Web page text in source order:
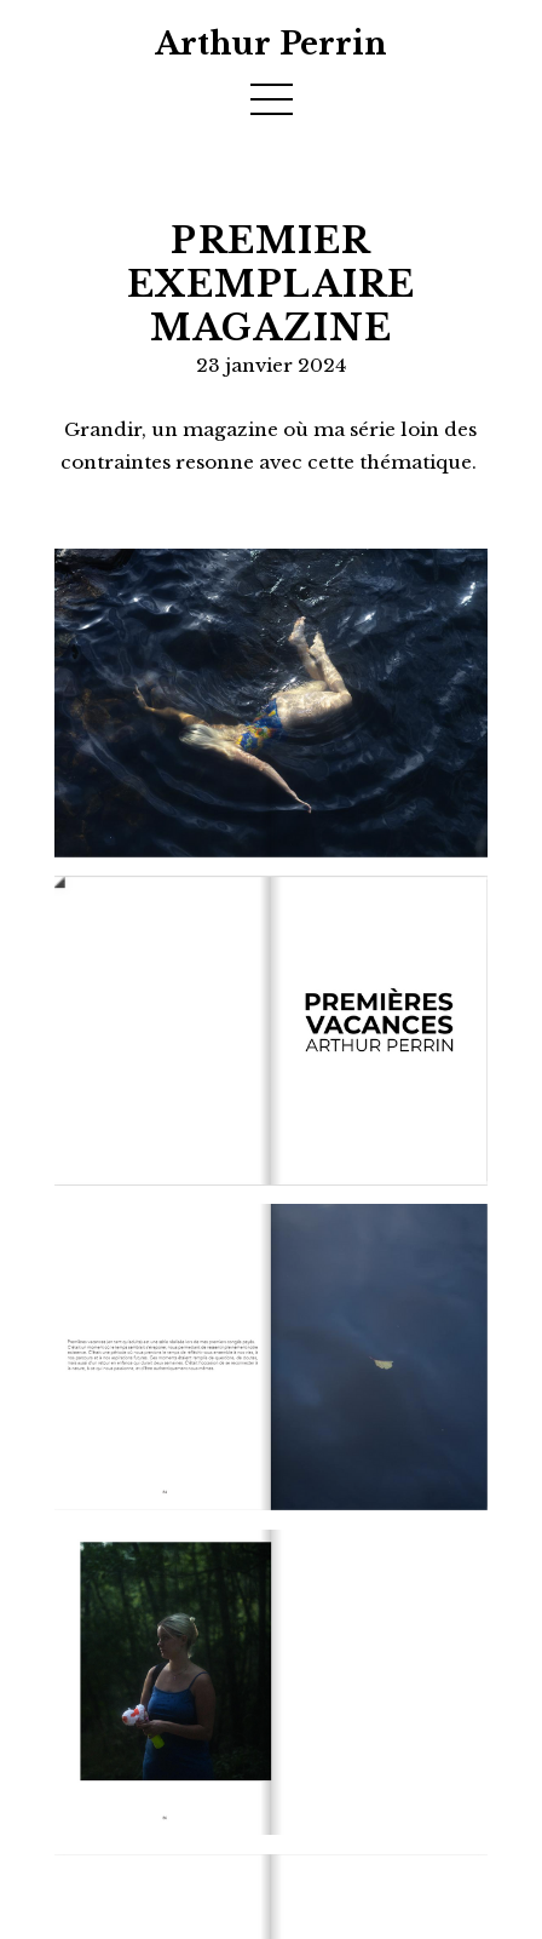
Arthur Perrin
PREMIER
EXEMPLAIRE
MAGAZINE
23 janvier 2024
Grandir, un magazine où ma série loin des
contraintes resonne avec cette thématique.